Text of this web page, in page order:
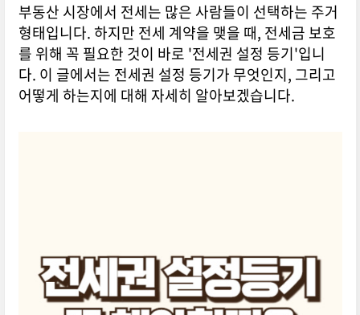
부동산 시장에서 전세는 많은 사람들이 선택하는 주거
형태입니다. 하지만 전세 계약을 맺을 때, 전세금 보호
를 위해 꼭 필요한 것이 바로 '전세권 설정 등기'입니
다. 이 글에서는 전세권 설정 등기가 무엇인지, 그리고
어떻게 하는지에 대해 자세히 알아보겠습니다.